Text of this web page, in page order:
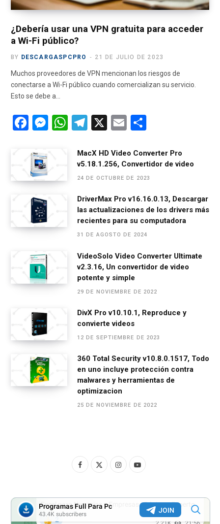
k e a m
¿Debería usar una VPN gratuita para acceder
a Wi-Fi público?
BY DESCARGASPCPRO 21 DE JULIO DE 2023
Muchos proveedores de VPN mencionan los riesgos de
conectarse a Wi-Fi público cuando comercializan su servicio.
Esto se debe a…
F
ce
b
o
o
k
M
g
W
at
A
T
e
gr
a
m
X
E
ail m
p
ar
tir
MacX HD Video Converter Pro
v5.18.1.256, Convertidor de video
24 DE OCTUBRE DE 2023
DriverMax Pro v16.16.0.13, Descargar
las actualizaciones de los drivers más
recientes para su computadora
31 DE AGOSTO DE 2024
VideoSolo Video Converter Ultimate
v2.3.16, Un convertidor de video
potente y simple
29 DE NOVIEMBRE DE 2022
DivX Pro v10.10.1, Reproduce y
convierte videos
12 DE SEPTIEMBRE DE 2023
360 Total Security v10.8.0.1517, Todo
en uno incluye protección contra
malwares y herramientas de
optimizacion
25 DE NOVIEMBRE DE 2022
F
c
e
T
I
s
Y
u
T